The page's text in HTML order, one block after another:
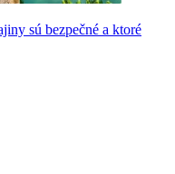
sú bezpečné a ktoré